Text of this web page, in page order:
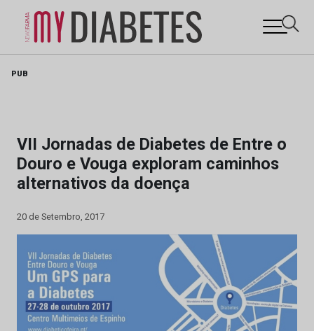
PUB
VII Jornadas de Diabetes de Entre o
Douro e Vouga exploram caminhos
alternativos da doença
20 de Setembro, 2017